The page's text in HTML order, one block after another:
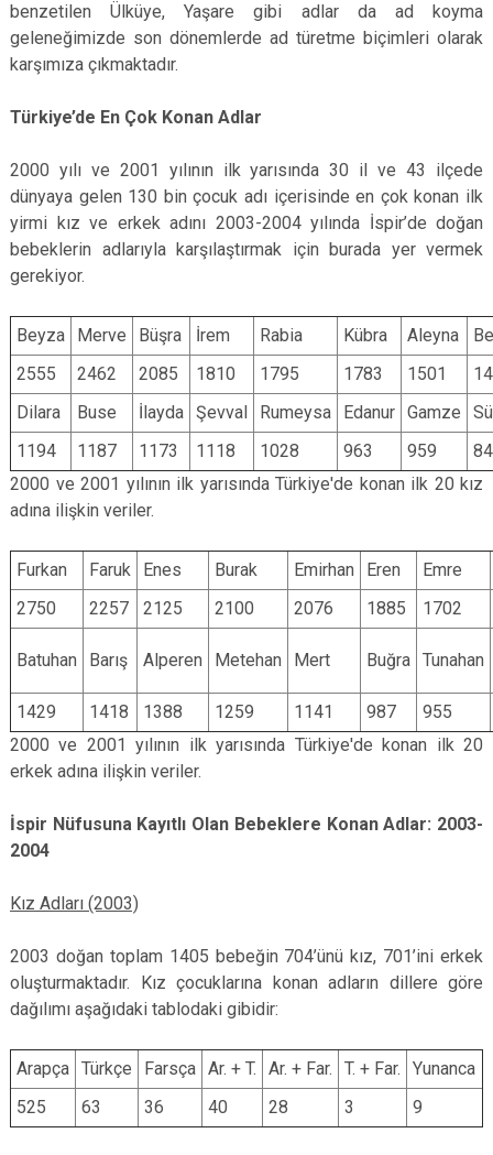
benzetilen Ülküye, Yaşare gibi adlar da ad koyma
geleneğimizde son dönemlerde ad türetme biçimleri olarak
karşımıza çıkmaktadır.
Türkiye’de En Çok Konan Adlar
2000 yılı ve 2001 yılının ilk yarısında 30 il ve 43 ilçede
dünyaya gelen 130 bin çocuk adı içerisinde en çok konan ilk
yirmi kız ve erkek adını 2003-2004 yılında İspir’de doğan
bebeklerin adlarıyla karşılaştırmak için burada yer vermek
gerekiyor.
Beyza Merve Büşra İrem Rabia Kübra Aleyna
2555
2462 2085 1810 1795 1783 1501
Dilara
Buse İlayda Şevval Rumeysa Edanur Gamze
1194
1187 1173 1118 1028 963 959
2000 ve 2001 yılının ilk yarısında Türkiye'de konan ilk 20 kız
adına ilişkin veriler.
Furkan Faruk Enes Burak Emirhan Eren
Emre
2750
2257 2125 2100 2076 1885 1702
Batuhan Barış Alperen Metehan Mert Buğra Tunahan
1429 1418 1388 1259 1141 987
955
2000 ve 2001 yılının ilk yarısında Türkiye'de konan ilk 20
erkek adına ilişkin veriler.
İspir Nüfusuna Kayıtlı Olan Bebeklere Konan Adlar: 2003-
2004
Kız Adları (2003)
2003 doğan toplam 1405 bebeğin 704’ünü kız, 701’ini erkek
oluşturmaktadır. Kız çocuklarına konan adların dillere göre
dağılımı aşağıdaki tablodaki gibidir:
Arapça Türkçe Farsça Ar. + T. Ar. + Far. T. + Far.
Yunanca
525
63 36 40 28 3 9